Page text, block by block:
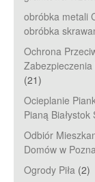
obróbka metali
obróbka
Ochrona
(21)
Ocieplanie
Pianą Białystok
Odbiór
Domów w
Ogrody Piła (2)